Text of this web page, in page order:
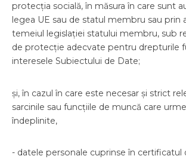
protecția socială, în măsura în care sunt
legea UE sau de statul membru sau prin
temeiul legislației statului membru, sub
de protecție adecvate pentru drepturile
interesele Subiectului de Date;
și, în cazul în care este necesar și strict
sarcinile sau funcțiile de muncă care
îndeplinite,
- datele personale cuprinse în certificatul